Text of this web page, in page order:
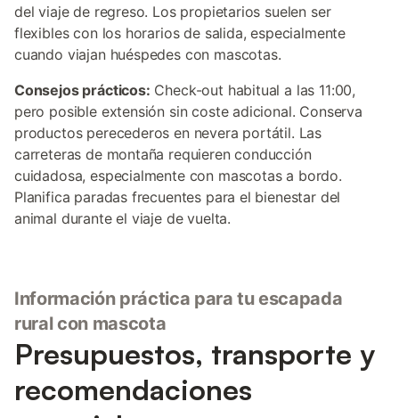
del viaje de regreso. Los propietarios suelen ser
flexibles con los horarios de salida, especialmente
cuando viajan huéspedes con mascotas.
Consejos prácticos: Check-out habitual a las 11:00,
pero posible extensión sin coste adicional. Conserva
productos perecederos en nevera portátil. Las
carreteras de montaña requieren conducción
cuidadosa, especialmente con mascotas a bordo.
Planifica paradas frecuentes para el bienestar del
animal durante el viaje de vuelta.
Información práctica para tu escapada
rural con mascota
Presupuestos, transporte y
recomendaciones